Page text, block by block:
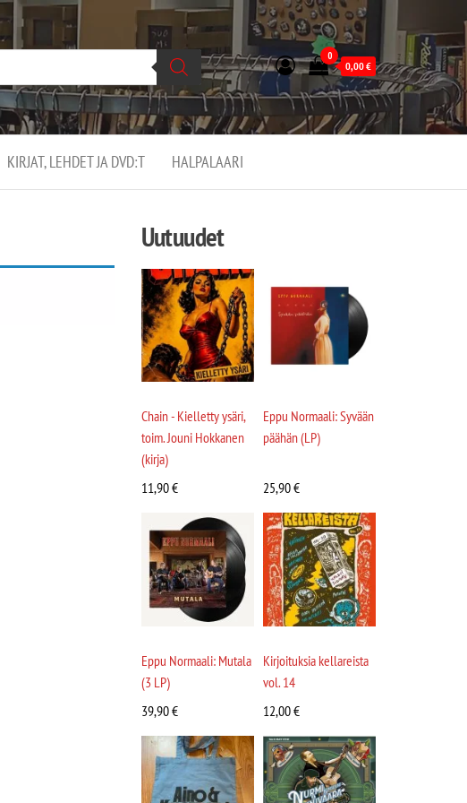
0
0,00€
KIRJAT, LEHDET JA DVD:T HALPALAARI
Uutuudet
Chain - Kielletty ysäri,
toim. Jouni Hokkanen
(kirja)
11,90€
Eppu Normaali: Syvään
päähän (LP)
25,90€
Eppu Normaali: Mutala
(3 LP)
39,90€
Kirjoituksia kellareista
vol. 14
12,00€